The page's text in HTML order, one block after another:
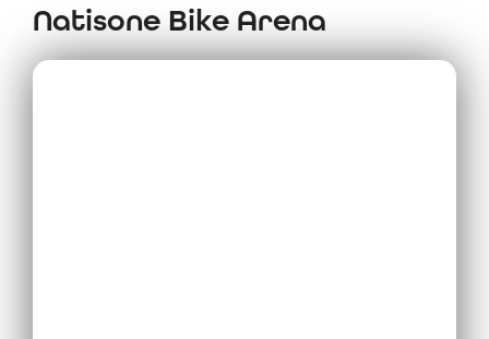
Natisone Bike Arena